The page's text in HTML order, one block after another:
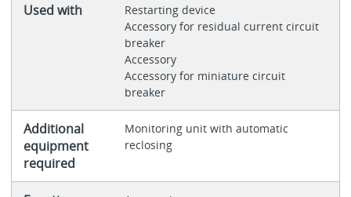
Used with
Restarting device
Accessory for residual current circuit
breaker
Accessory
Accessory for miniature circuit
breaker
Additional
equipment
required
Monitoring unit with automatic
reclosing